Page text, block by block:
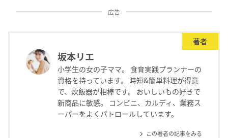
広告
著者
坂本リエ
小学生の女の子ママ。 食育実践プランナーの
資格を持っています。 時短&簡単料理が得意
で、炊飯器が相棒です。 おいしいもの好きで
新商品に敏感。 コンビニ、カルディ、業務ス
ーパーをよくパトロールしています。
この著者の記事をみる